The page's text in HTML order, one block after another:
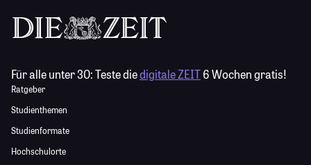
Für alle unter 30:Teste diedigitale ZEIT6 Wochen gratis!
Ratgeber
Studienthemen
Studienformate
Hochschulorte